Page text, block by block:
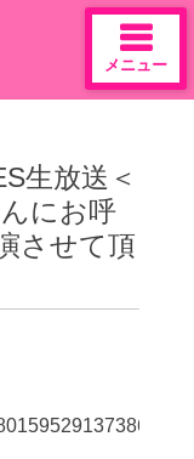
メニュー
生放送＜
にお呼
させて頂